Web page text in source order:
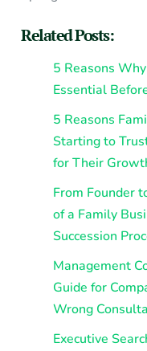
Related Posts:
5 Reasons
Essential
5 Reasons
Starting to
for Their
From Founder
of a Family
Succession
Management
Guide for
Wrong
Executive